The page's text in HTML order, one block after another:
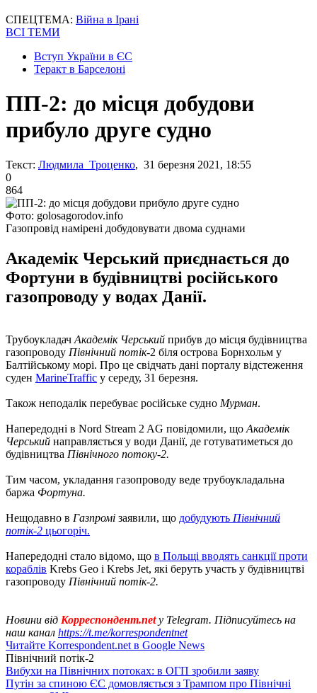
СПЕЦТЕМА: Війна в Ірані
ВСІ ТЕМИ
Вступ України в ЄС
Теракт в Барселоні
ПП-2: до місця добудови
прибуло друге судно
Текст: Людмила Троценко, 31 березня 2021, 18:55
0
864
Фото: golosagorodov.info
Газопровід намірені добудовувати двома суднами
Академік Черський приєднається до
Фортуни в будівництві російського
газопроводу у водах Данії.
Трубоукладач Академік Черський прибув до місця будівництва
газопроводу Північний потік-2 біля острова Борнхольм у
Балтійському морі. Про це свідчать дані порталу відстеження
суден MarineTraffic у середу, 31 березня.
Також неподалік перебуває російське судно Мурман.
Напередодні в Nord Stream 2 AG повідомили, що Академік
Черський направляється у води Данії, де готуватиметься до
будівництва Північного потоку-2.
Тим часом, укладання газопроводу веде трубоукладальна
баржа Фортуна.
Нещодавно в Газпромі заявили, що добудують Північний
потік-2 цьогоріч.
Напередодні стало відомо, що в Польщі вводять санкції проти
кораблів Krebs Geo і Krebs Jet, які беруть участь у будівництві
газопроводу Північний потік-2.
Новини від Корреспондент.netу Telegram. Підписуйтесь на
наш канал https://t.me/korrespondentnet
Читайте Korrespondent.net в Google News
Північний потік-2
Вибухи на Північних потоках: в ОГП зробили заяву
Путін за спиною ЄС домовляється з Трампом про Північні